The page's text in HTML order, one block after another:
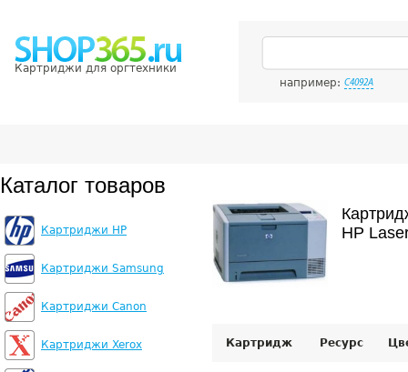
Картриджи для оргтехники
например: C4092A
Каталог товаров
Картриджи HP
Картриджи Samsung
Картриджи Canon
Картриджи Xerox
HP
Картридж Ресурс